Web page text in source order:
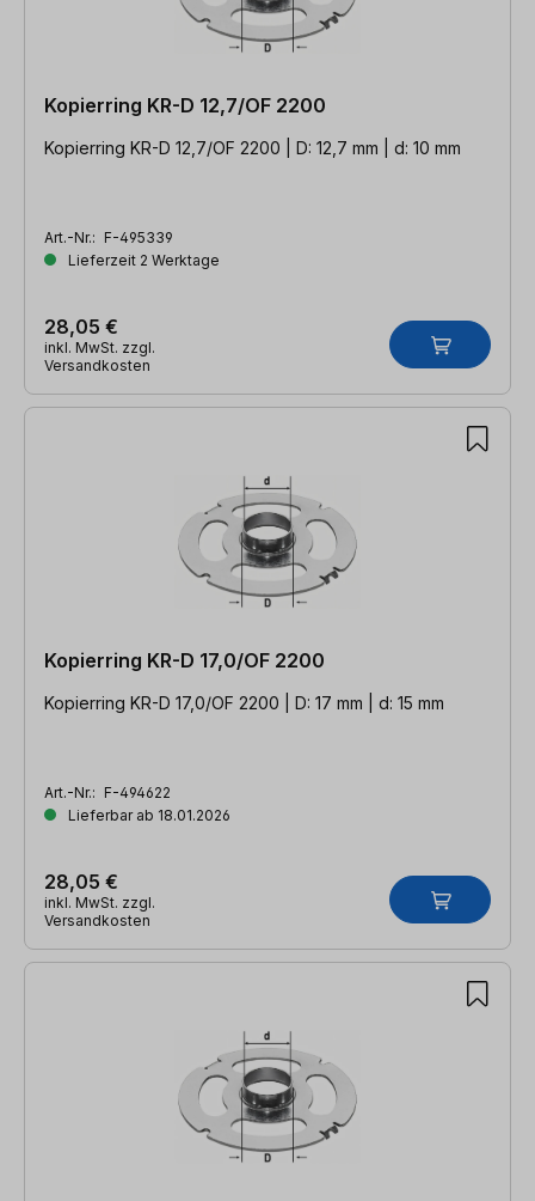
Kopierring KR-D 12,7/OF 2200
Kopierring KR-D 12,7/OF 2200 | D: 12,7 mm | d: 10 mm
Art.-Nr.: F-495339
Lieferzeit 2 Werktage
28,05 €
inkl. MwSt. zzgl.
Versandkosten
Kopierring KR-D 17,0/OF 2200
Kopierring KR-D 17,0/OF 2200 | D: 17 mm | d: 15 mm
Art.-Nr.: F-494622
Lieferbar ab 18.01.2026
28,05 €
inkl. MwSt. zzgl.
Versandkosten